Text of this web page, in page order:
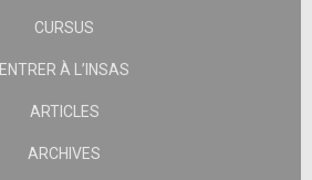
CURSUS
ENTRER À L’INSAS
ARTICLES
ARCHIVES